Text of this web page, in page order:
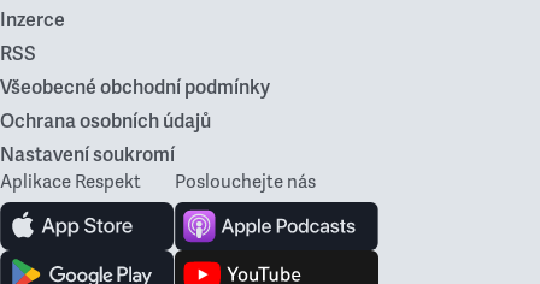
Inzerce
RSS
Všeobecné obchodní podmínky
Ochrana osobních údajů
Nastavení soukromí
Aplikace Respekt Poslouchejte nás